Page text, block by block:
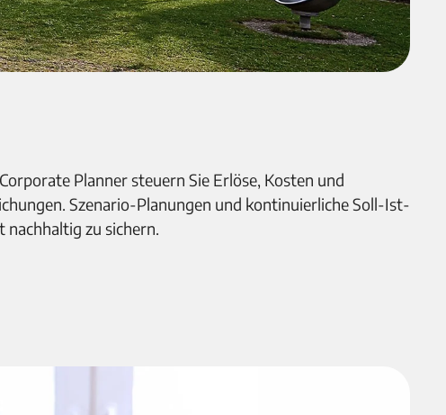
Planner steuern Sie Erlöse, Kosten und
Szenario-Planungen und kontinuierliche Soll-Ist-
zu sichern.